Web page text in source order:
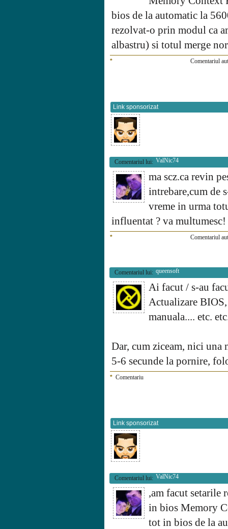
bios de la automatic la
rezolvat-o prin modul ca
albastru) si totul merge
* Comentariul
Link sponsorizat
Comentariul lui: ValNic74
ma scz.ca revin
intrebare,cum de
vreme in urma
influentat ? va multumesc!
* Comentariul
Comentariul lui: queensoft
Ai facut / s-au
Actualizare
manuala.... etc.
Dar, cum ziceam, nici una
5-6 secunde la pornire,
* Comentariu
Link sponsorizat
Comentariul lui: ValNic74
,am facut setarile
in bios Memory
tot in bios de la